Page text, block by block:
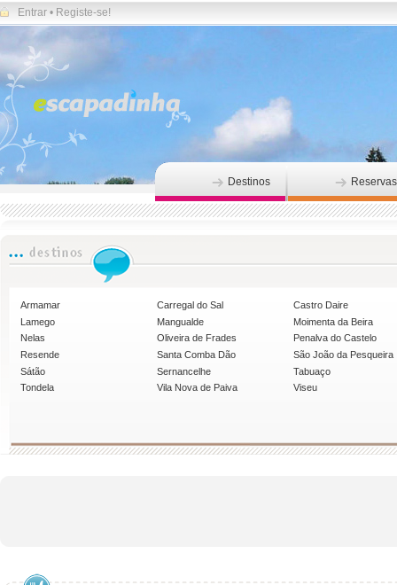
Entrar • Registe-se!
Destinos Reservas
Armamar Carregal do Sal
Castro Daire
Lamego
Mangualde
Moimenta da Beira
Nelas
Oliveira de Frades
Penalva do Castelo
Resende
Santa Comba Dão
São João da Pesqueira
Sátão
Sernancelhe
Tabuaço
Tondela
Vila Nova de Paiva Viseu